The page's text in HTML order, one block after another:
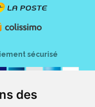
des
sécurisé